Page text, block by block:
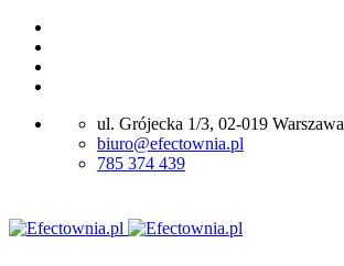
ul. Grójecka 1/3, 02-019 Warszawa
biuro@efectownia.pl
785 374 439